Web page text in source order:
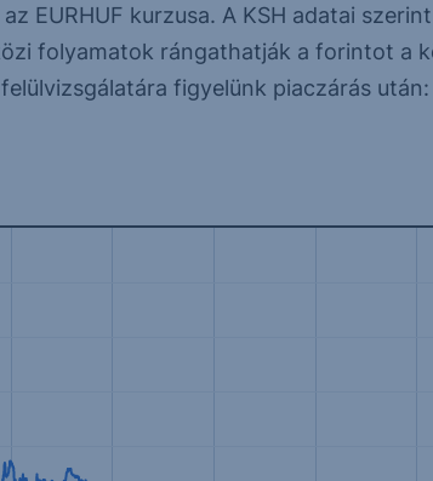
EURHUF kurzusa. A KSH adatai
folyamatok rángathatják a forintot a
figyelünk piaczárás